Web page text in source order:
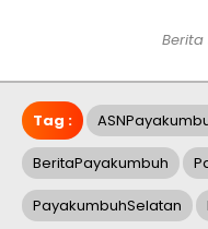
Tag :
BeritaPayakumbuh
PayakumbuhSelatan